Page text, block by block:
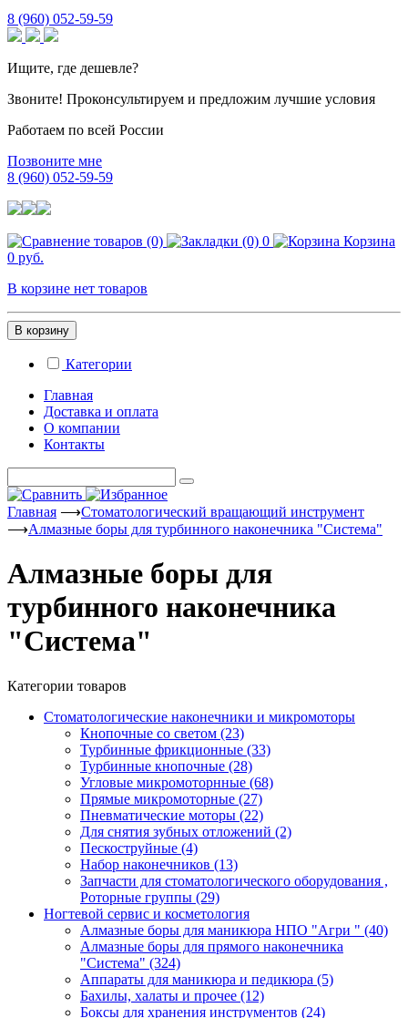
8 (960) 052-59-59
Ищите, где дешевле?
Звоните! Проконсультируем и предложим лучшие условия
Работаем по всей России
Позвоните мне
8 (960) 052-59-59
0
Корзина
0 руб.
В корзине нет товаров
В корзину
Категории
Главная
Доставка и оплата
О компании
Контакты
Главная ⟶Стоматологический вращающий инструмент
⟶Алмазные боры для турбинного наконечника "Система"
Алмазные боры для
турбинного наконечника
"Система"
Категории товаров
Стоматологические наконечники и микромоторы
Кнопочные со светом (23)
Турбинные фрикционные (33)
Турбинные кнопочные (28)
Угловые микромоторнные (68)
Прямые микромоторные (27)
Пневматические моторы (22)
Для снятия зубных отложений (2)
Пескоструйные (4)
Набор наконечников (13)
Запчасти для стоматологического оборудования ,
Роторные группы (29)
Ногтевой сервис и косметология
Алмазные боры для маникюра НПО "Агри " (40)
Алмазные боры для прямого наконечника
"Система" (324)
Аппараты для маникюра и педикюра (5)
Бахилы, халаты и прочее (12)
Боксы для хранения инструментов (24)